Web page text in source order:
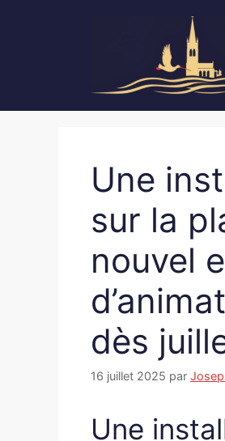
Une
sur la
nouvel
dès
16 juillet 2025 par
Une